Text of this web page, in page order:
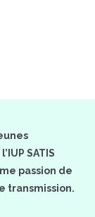
SATIS
passion de
transmission.